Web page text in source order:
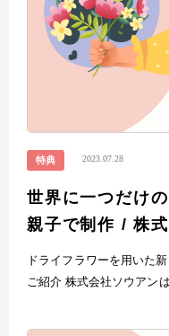
特典 2023.07.28
世界に一つだけ
親子で制作 / 株
ドライフラワーを用いた
ご紹介 株式会社ソウアン